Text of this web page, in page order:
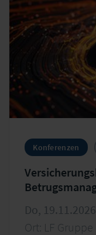
Konferenzen
Do,
Ort: LF